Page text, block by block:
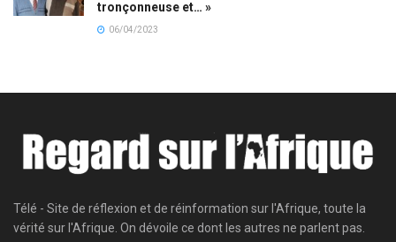
tronçonneuse et… »
06/04/2023
Télé - Site de réflexion et de réinformation sur l'Afrique, toute la
vérité sur l'Afrique. On dévoile ce dont les autres ne parlent pas.